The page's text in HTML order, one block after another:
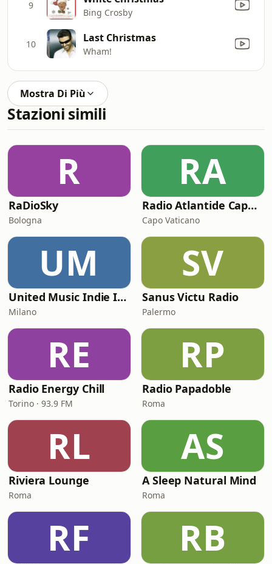
9
Bing Crosby
10 Last Christmas
Wham!
Mostra Di Più
Stazioni simili
R
RaDioSky
Bologna
RA
Radio Atlantide Capo Vaticano
Capo Vaticano
UM
United Music Indie Italia
Milano
SV
Sanus Victu Radio
Palermo
RE
Radio Energy Chill
Torino · 93.9 FM
RP
Radio Papadoble
Roma
RL
Riviera Lounge
Roma
AS
A Sleep Natural Mind
Roma
RF RB